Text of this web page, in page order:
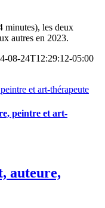
minutes), les deux
autres en 2023.
08-24T12:29:12-05:00
et art-thérapeute
peintre et art-
auteure,